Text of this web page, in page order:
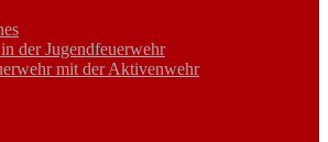
der Jugendfeuerwehr
mit der Aktivenwehr